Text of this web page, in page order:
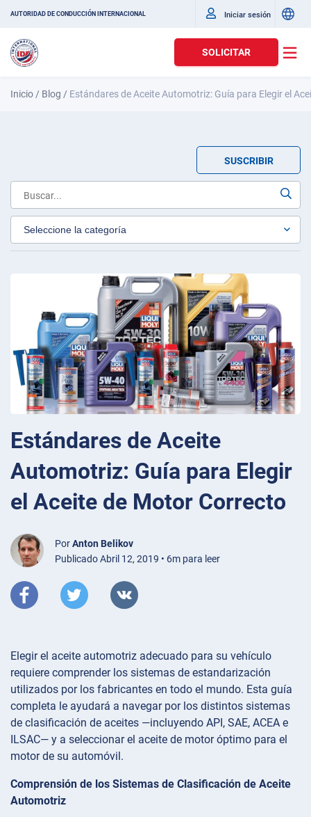
AUTORIDAD DE CONDUCCIÓN INTERNACIONAL Iniciar sesión
SOLICITAR
Inicio / Blog / Estándares de Aceite Automotriz: Guía para Elegir el
SUSCRIBIR
Estándares de Aceite
Automotriz: Guía para Elegir
el Aceite de Motor Correcto
PorAnton Belikov
Publicado Abril 12, 2019 • 6m para leer
Elegir el aceite automotriz adecuado para su vehículo
requiere comprender los sistemas de estandarización
utilizados por los fabricantes en todo el mundo. Esta guía
completa le ayudará a navegar por los distintos sistemas
de clasificación de aceites —incluyendo API, SAE, ACEA e
ILSAC— y a seleccionar el aceite de motor óptimo para el
motor de su automóvil.
Comprensión de los Sistemas de Clasificación de Aceite
Automotriz